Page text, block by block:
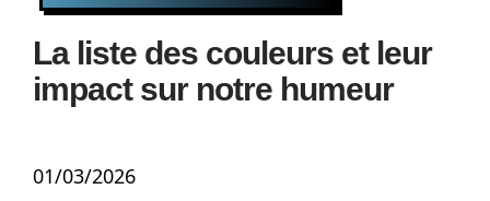
La liste des couleurs et leur
impact sur notre humeur
01/03/2026